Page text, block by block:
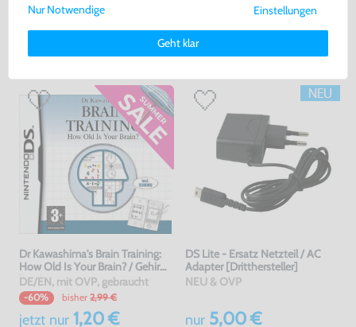
DAS HABEN ANDERE DAZU
GEKAUFT
Dr Kawashima's Brain Training:
How Old Is Your Brain? / Gehirn
Jogging
DE/EN, mit OVP, gebraucht
-60% bisher 2,99 €
jetzt nur1,20 €
DS Lite - Ersatz Netzteil / AC
Adapter [Dritthersteller]
NEU & OVP
nur5,00 €
Weitere Informationen zu den von uns verwendeten Cookies und
Deinen Rechten als Nutzer findest Du in unsererDaten­schutz­
Impressum.
Einstellungen
Geht klar
Nur Notwendige